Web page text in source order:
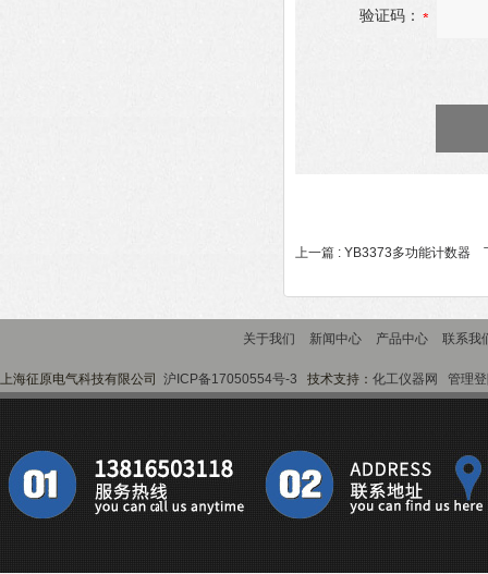
验证码：
上一篇 : YB3373多功能计数器
关于我们 新闻中心 产品中心 联系我
上海征原电气科技有限公司 沪ICP备17050554号-3 技术支持： 化工仪器网 管理